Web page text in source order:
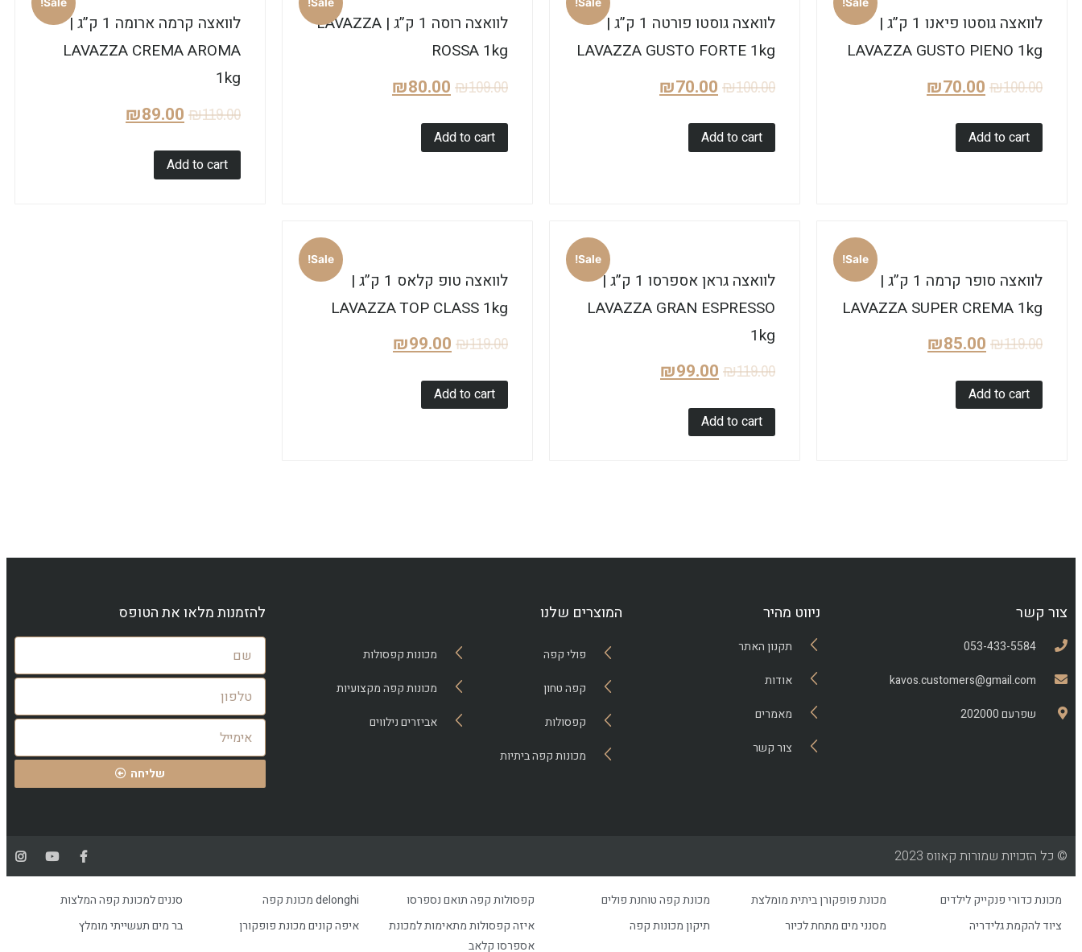
לוואצה גוסטו פיאנו 1 ק”ג |
LAVAZZA GUSTO PIENO 1kg
₪100.00
₪70.00
Add to cart
לוואצה גוסטו פורטה 1 ק”ג |
LAVAZZA GUSTO FORTE 1kg
₪100.00
₪70.00
Add to cart
לוואצה רוסה 1 ק”ג | LAVAZZA
ROSSA 1kg
₪109.00
₪80.00
Add to cart
לוואצה קרמה ארומה 1 ק”ג |
LAVAZZA CREMA AROMA
1kg
₪119.00
₪89.00
Add to cart
Sale!
לוואצה סופר קרמה 1 ק”ג |
LAVAZZA SUPER CREMA 1kg
₪119.00
₪85.00
Add to cart
Sale!
לוואצה גראן אספרסו 1 ק”ג |
LAVAZZA GRAN ESPRESSO
1kg
₪119.00
₪99.00
Add to cart
Sale!
לוואצה טופ קלאס 1 ק”ג |
LAVAZZA TOP CLASS 1kg
₪119.00
₪99.00
Add to cart
צור קשר
053-433-5584
kavos.customers@gmail.com
שפרעם 202000
ניווט מהיר
תקנון האתר
אודות
מאמרים
צור קשר
המוצרים שלנו
פולי קפה
קפה טחון
קפסולות
מכונות קפה ביתיות
מכונות קפסולות
מכונות קפה מקצועיות
אביזרים נילווים
להזמנות מלאו את הטופס
שליחה
© כל הזכויות שמורות קאווס 2023
מכונת כדורי פנקייק לילדים מכונת פופקורן ביתית מומלצת מכונת קפה טוחנת פולים קפסולות קפה תואם נספרסו delonghi מכונת קפה
סננים למכונת קפה המלצות
ציוד להקמת גלידריה
מסנני מים מתחת לכיור תיקון מכונות קפה
איזה קפסולות מתאימות למכונת
אספרסו קלאב
איפה קונים מכונת פופקורן בר מים תעשייתי מומלץ